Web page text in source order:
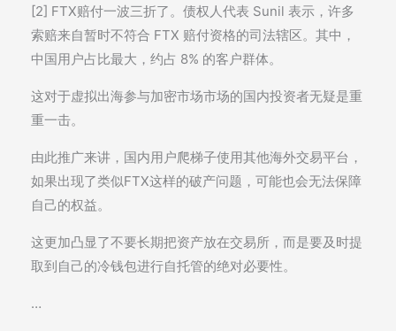
[2] FTX赔付一波三折了。债权人代表 Sunil 表示，许多
索赔来自暂时不符合 FTX 赔付资格的司法辖区。其中，
中国用户占比最大，约占 8% 的客户群体。
这对于虚拟出海参与加密市场市场的国内投资者无疑是重
重一击。
由此推广来讲，国内用户爬梯子使用其他海外交易平台，
如果出现了类似FTX这样的破产问题，可能也会无法保障
自己的权益。
这更加凸显了不要长期把资产放在交易所，而是要及时提
取到自己的冷钱包进行自托管的绝对必要性。
…